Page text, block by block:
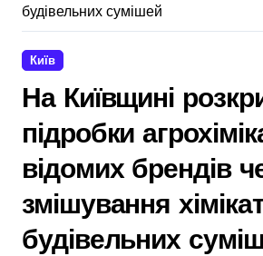
будівельних сумішей
Київ
На Київщині
підробки
відомих брендів
змішування
будівельних